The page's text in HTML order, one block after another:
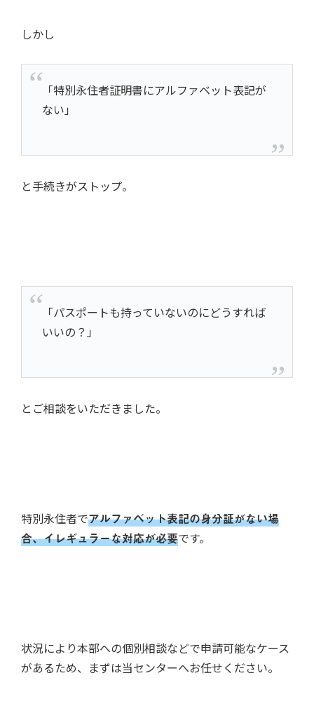
しかし
「特別永住者証明書にアルファベット表記が
ない」
と手続きがストップ。
「パスポートも持っていないのにどうすれば
いいの？」
とご相談をいただきました。
特別永住者でアルファベット表記の身分証がない場
合、イレギュラーな対応が必要です。
状況により本部への個別相談などで申請可能なケース
があるため、まずは当センターへお任せください。